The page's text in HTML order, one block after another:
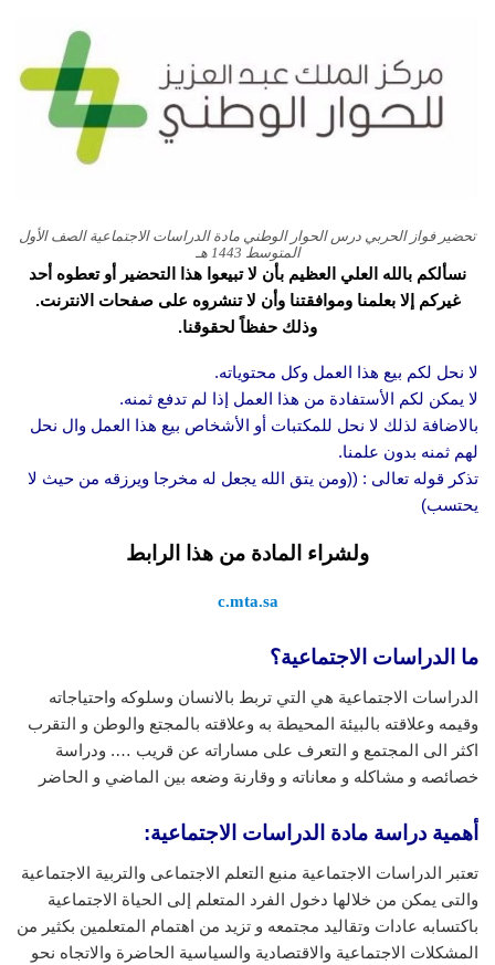
تحضير فواز الحربي درس الحوار الوطني مادة الدراسات الاجتماعية الصف الأول
المتوسط 1443 هـ
نسألكم بالله العلي العظيم بأن لا تبيعوا هذا التحضير أو تعطوه أحد
غيركم إلا بعلمنا وموافقتنا وأن لا تنشروه على صفحات الانترنت.
وذلك حفظاً لحقوقنا.
لا نحل لكم بيع هذا العمل وكل محتوياته.
لا يمكن لكم الأستفادة من هذا العمل إذا لم تدفع ثمنه.
بالاضافة لذلك لا نحل للمكتبات أو الأشخاص بيع هذا العمل وال نحل
لهم ثمنه بدون علمنا.
تذكر قوله تعالى : ((ومن يتق الله يجعل له مخرجا ويرزقه من حيث لا
يحتسب)
ولشراء المادة من هذا الرابط
c.mta.sa
ما الدراسات الاجتماعية؟
الدراسات الاجتماعية هي التي تربط بالانسان وسلوكه واحتياجاته
وقيمه وعلاقته بالبيئة المحيطة به وعلاقته بالمجتع والوطن و التقرب
اكثر الى المجتمع و التعرف على مساراته عن قريب …. ودراسة
خصائصه و مشاكله و معاناته و وقارنة وضعه بين الماضي و الحاضر
أهمية دراسة مادة الدراسات الاجتماعية:
تعتبر الدراسات الاجتماعية منبع التعلم الاجتماعى والتربية الاجتماعية
والتى يمكن من خلالها دخول الفرد المتعلم إلى الحياة الاجتماعية
باكتسابه عادات وتقاليد مجتمعه و تزيد من اهتمام المتعلمين بكثير من
المشكلات الاجتماعية والاقتصادية والسياسية الحاضرة والاتجاه نحو